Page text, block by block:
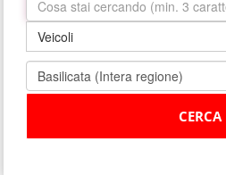
Veicoli